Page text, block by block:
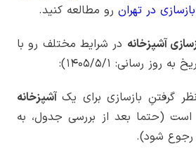
در تهران رو مطالعه کنید.
آشپزخانه در شرایط مختلف رو با
به روز رسانی: ۱۴۰۵/۵/۱):
گرفتنِ بازسازی برای یک آشپزخانه
است (حتما بعد از بررسی جدول، به
رجوع شود).